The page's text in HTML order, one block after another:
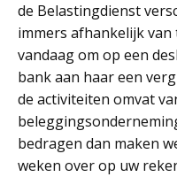
de Belastingdienst
immers afhankelijk
vandaag om op een
bank aan haar een
de activiteiten omvat
bedragen dan maken
weken over op uw